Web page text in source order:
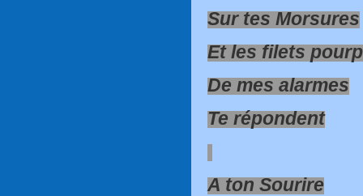
Sur tes Morsures
Et les filets
De mes alarmes
Te répondent
A ton Sourire